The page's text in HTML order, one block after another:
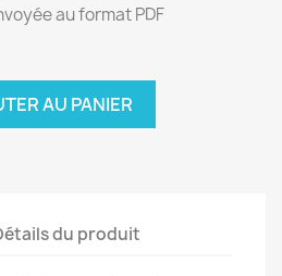
au format PDF
AU PANIER
du produit